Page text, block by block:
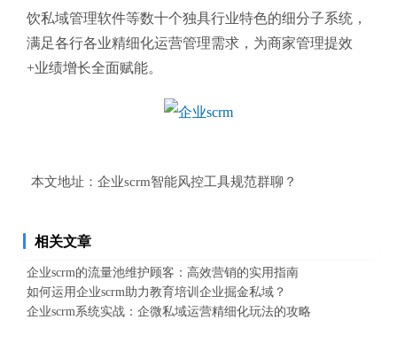
饮私域管理软件等数十个独具行业特色的细分子系统，
满足各行各业精细化运营管理需求，为商家管理提效
+业绩增长全面赋能。
本文地址： 企业scrm智能风控工具规范群聊？
相关文章
企业scrm的流量池维护顾客：高效营销的实用指南
如何运用企业scrm助力教育培训企业掘金私域？
企业scrm系统实战：企微私域运营精细化玩法的攻略